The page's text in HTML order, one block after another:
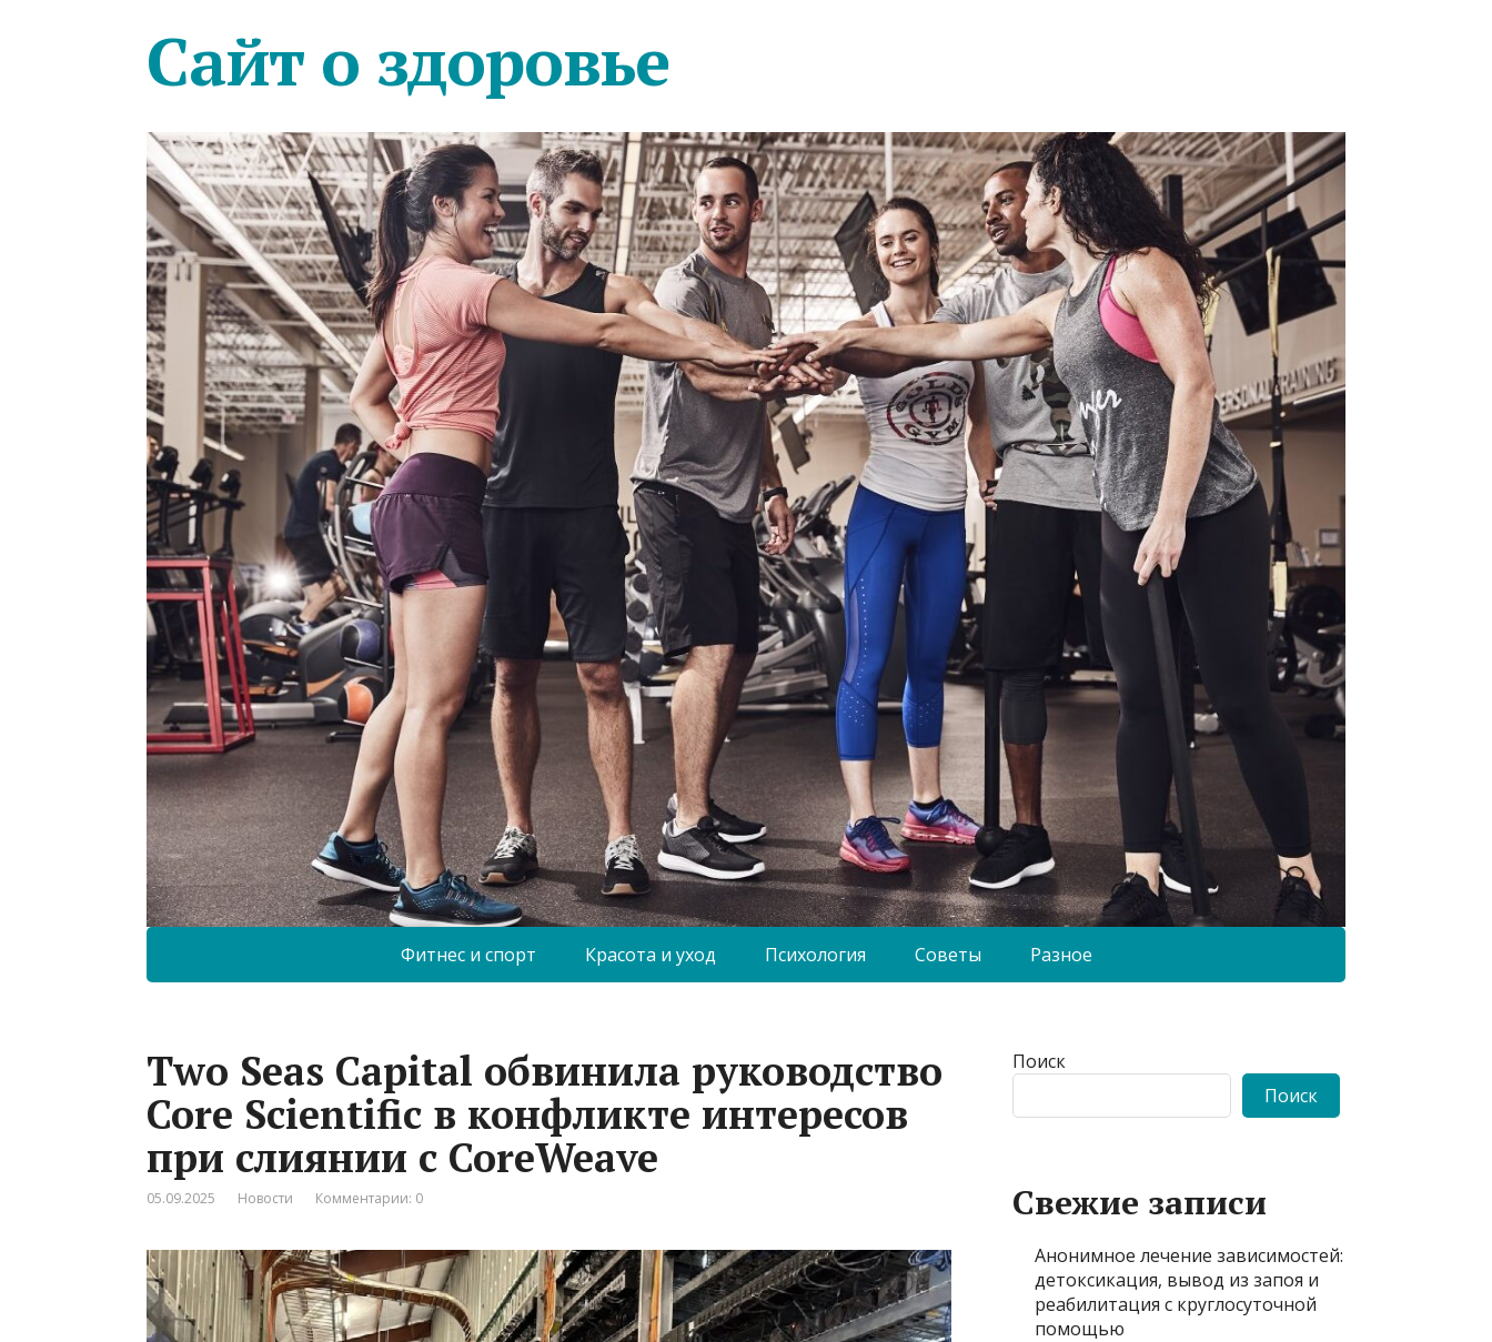
Сайт о здоровье
Фитнес и спорт Красота и уход Психология Советы Разное
Two Seas Capital обвинила руководство
Core Scientific в конфликте интересов
при слиянии с CoreWeave
05.09.2025 Новости Комментарии: 0
Поиск
Поиск
Свежие записи
Анонимное лечение зависимостей:
детоксикация, вывод из запоя и
реабилитация с круглосуточной
помощью